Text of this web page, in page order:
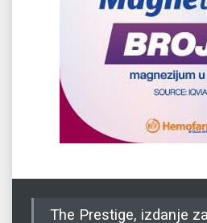
The Prestige, izdanje